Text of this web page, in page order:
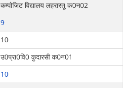
कम्पोजिट विद्यालय लहरारतू क0न02
9
10
उ0प्रा0वि0 कुदारसी क0न01
10